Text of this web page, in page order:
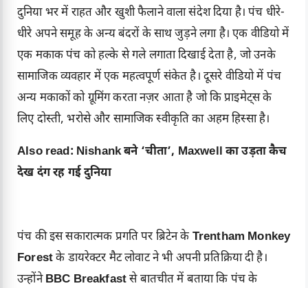
दुनिया भर में राहत और खुशी फैलाने वाला संदेश दिया है। पंच धीरे-
धीरे अपने समूह के अन्य बंदरों के साथ जुड़ने लगा है। एक वीडियो में
एक मकाक पंच को हल्के से गले लगाता दिखाई देता है, जो उनके
सामाजिक व्यवहार में एक महत्वपूर्ण संकेत है। दूसरे वीडियो में पंच
अन्य मकाकों को ग्रूमिंग करता नज़र आता है जो कि प्राइमेट्स के
लिए दोस्ती, भरोसे और सामाजिक स्वीकृति का अहम हिस्सा है।
Also read: Nishank बने ‘चीता’, Maxwell का उड़ता कैच
देख दंग रह गई दुनिया
पंच की इस सकारात्मक प्रगति पर ब्रिटेन के Trentham Monkey
Forestके डायरेक्टर मैट लोवाट ने भी अपनी प्रतिक्रिया दी है।
उन्होंनेBBC Breakfastसे बातचीत में बताया कि पंच के